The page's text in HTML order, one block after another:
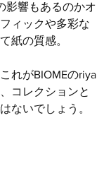
影響もあるのかオ
ィックや多彩な
紙の質感。
れがBIOMEのriya
コレクションと
ないでしょう。